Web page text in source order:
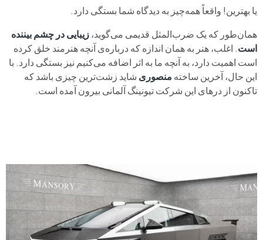
یا بهترین! واقعاً همه‌چیز به دیدگاه شما بستگی دارد.
همان‌طور که یک ضرب‌المثل قدیمی می‌گوید،زیبایی در چشم بیننده
است. اغلب، هنر به همان اندازه که درباره‌ی آنچه هنرمند خلق کرده
است اهمیت دارد، به آنچه ما به اثر اضافه می‌کنیم نیز بستگی دارد. با
این حال، آخرین ساخته منصوری شاید زشت‌ترین چیزی باشد که
تاکنون از درهای این شرکت تیونینگ آلمانی بیرون آمده است.